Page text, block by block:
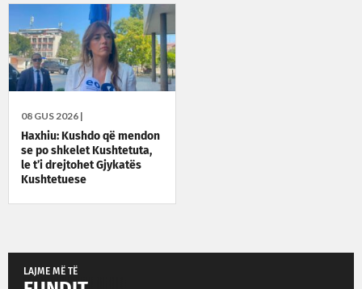
08 GUS 2026 |
Haxhiu: Kushdo që mendon
se po shkelet Kushtetuta,
le t’i drejtohet Gjykatës
Kushtetuese
LAJME MË TË